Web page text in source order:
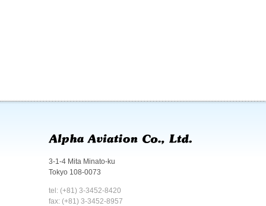
3-1-4 Mita Minato-ku
Tokyo 108-0073
tel: (+81) 3-3452-8420
fax: (+81) 3-3452-8957